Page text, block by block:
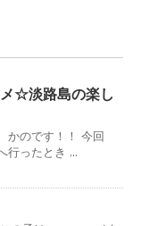
☆淡路島の楽し
かのです！！ 今回
行ったとき ...